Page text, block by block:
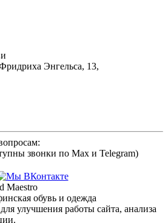
Энгельса, 13,
звонки по Max и Telegram)
обувь и одежда
улучшения работы сайта, анализа